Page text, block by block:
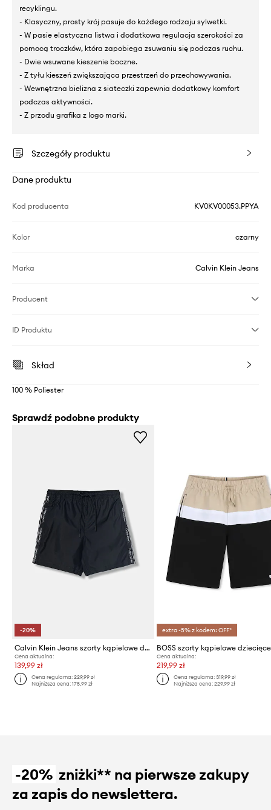
recyklingu.
- Klasyczny, prosty krój pasuje do każdego rodzaju sylwetki.
- W pasie elastyczna listwa i dodatkowa regulacja szerokości za
pomocą troczków, która zapobiega zsuwaniu się podczas ruchu.
- Dwie wsuwane kieszenie boczne.
- Z tyłu kieszeń zwiększająca przestrzeń do przechowywania.
- Wewnętrzna bielizna z siateczki zapewnia dodatkowy komfort
podczas aktywności.
- Z przodu grafika z logo marki.
Szczegóły produktu
Dane produktu
Kod producenta KV0KV00053.PPYA
Kolor czarny
Marka Calvin Klein Jeans
Producent
ID Produktu
Skład
100 % Poliester
Sprawdź podobne produkty
-20%
Calvin Klein Jeans szorty kąpielowe dziecięce
Cena aktualna:
139,99 zł
Cena regularna:229,99 zł
Najniższa cena:175,99 zł
extra -5% z kodem: OFF*
BOSS szorty kąpielowe dziecięce
Cena aktualna:
219,99 zł
Cena regularna: 319,99 zł
Najniższa cena: 229,99 zł
-20% zniżki** na pierwsze zakupy
za zapis do newslettera.